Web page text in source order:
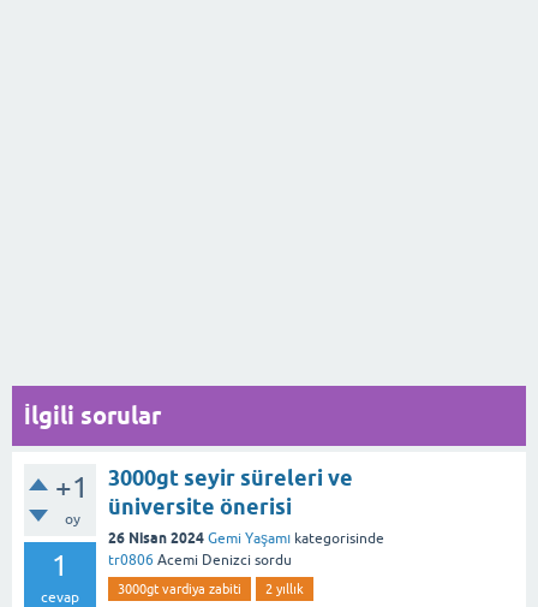
İlgili sorular
+1
oy
1
cevap
3000gt seyir süreleri ve
üniversite önerisi
26 Nisan 2024 Gemi Yaşamı kategorisinde
tr0806 Acemi Denizci sordu
3000gt vardiya zabiti 2 yıllık